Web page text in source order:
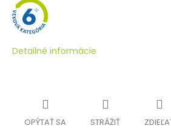
Detailné informácie
OPÝTAŤ SA STRÁŽIŤ